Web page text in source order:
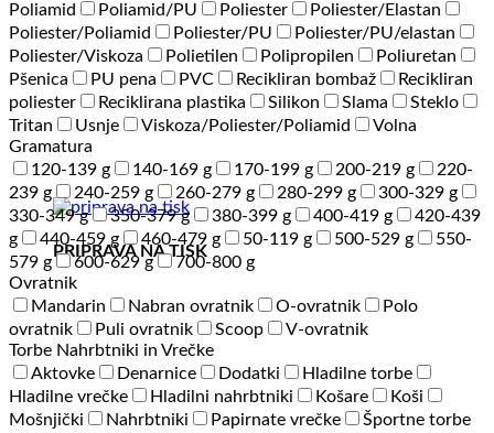
PRIPRAVA NA TISK
Poliamid
Poliamid/PU Poliester
Poliester/Elastan
Poliester/Poliamid
Poliester/PU
Poliester/PU/elastan
Poliester/Viskoza
Polietilen Polipropilen
Poliuretan
Pšenica
PU pena PVC Recikliran bombaž
Recikliran
poliester
Reciklirana plastika Silikon Slama
Steklo
Tritan
Usnje Viskoza/Poliester/Poliamid
Volna
Gramatura
120-139 g
140-169 g 170-199 g 200-219 g
220-
239 g
240-259 g 260-279 g 280-299 g
300-329 g
330-349 g
350-379 g 380-399 g 400-419 g
420-439
g
440-459 g 460-479 g 50-119 g 500-529 g
550-
579 g
600-629 g
700-800 g
Ovratnik
Mandarin
Nabran ovratnik O-ovratnik
Polo
ovratnik
Puli ovratnik Scoop
V-ovratnik
Torbe Nahrbtniki in Vrečke
Aktovke
Denarnice Dodatki
Hladilne torbe
Hladilne vrečke
Hladilni nahrbtniki Košare
Koši
Mošnjički
Nahrbtniki Papirnate vrečke
Športne torbe